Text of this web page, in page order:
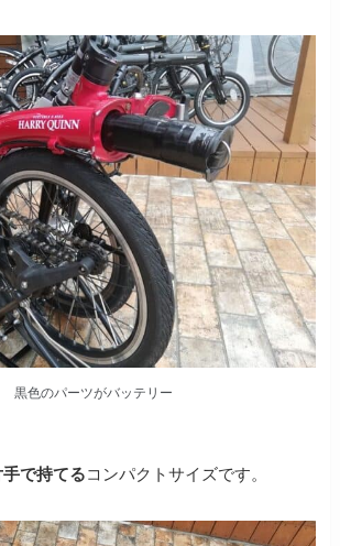
黒色のパーツがバッテリー
手で持てるコンパクトサイズです。